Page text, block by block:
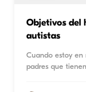
Objetivos del
autistas
Cuando estoy
padres que